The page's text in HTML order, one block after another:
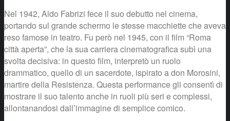
Nel 1942, Aldo Fabrizi fece il suo debutto nel cinema,
portando sul grande schermo le stesse macchiette che aveva
reso famose in teatro. Fu però nel 1945, con il film “Roma
città aperta”, che la sua carriera cinematografica subì una
svolta decisiva: in questo film, interpretò un ruolo
drammatico, quello di un sacerdote, ispirato a don Morosini,
martire della Resistenza. Questa performance gli consentì di
mostrare il suo talento anche in ruoli più seri e complessi,
allontanandosi dall’immagine di semplice comico.